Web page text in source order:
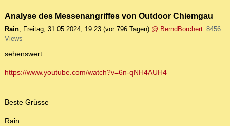
Analyse des Messenangriffes von Outdoor Chiemgau
Rain, Freitag, 31.05.2024, 19:23 (vor 796 Tagen) @ BerndBorchert 8456
Views
sehenswert:
https://www.youtube.com/watch?v=6n-qNH4AUH4
Beste Grüsse
Rain